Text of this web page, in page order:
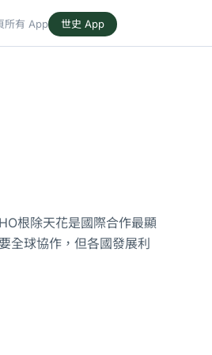
所有 App 世史 App
根除天花是國際合作最顯
全球協作，但各國發展利